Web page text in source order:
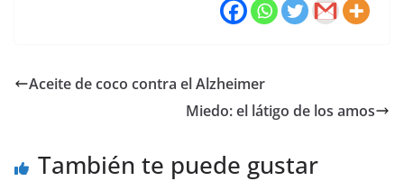
Aceite de coco contra el Alzheimer
Miedo: el látigo de los amos
También te puede gustar